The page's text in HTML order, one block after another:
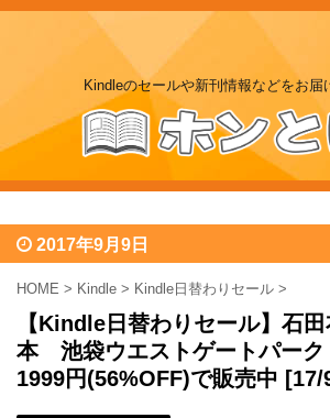
Kindleのセールや新刊情報などをお届
2017年9月9日
HOME > Kindle > Kindle日替わりセール >
【Kindle日替わりセール】石
本 池袋ウエストゲートパー
1999円(56%OFF)で販売中 [17/